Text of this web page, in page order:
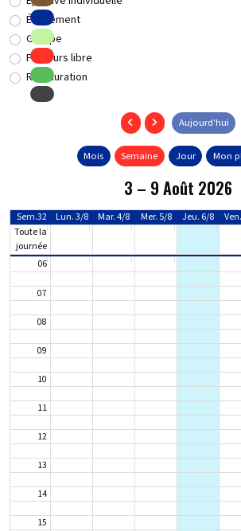
Événement
Groupe
Parcours libre
Restauration
Aujourd'hui
Mois Semaine Jour Mon
3 – 9 Août 2026
Sem.32 Lun. 3/8 Mar. 4/8 Mer. 5/8 Jeu. 6/8
Toute la
journée
06
07
08
09
10
11
12
13
14
15